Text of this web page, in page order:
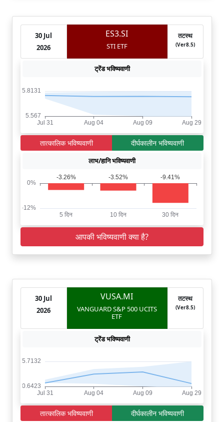
30 Jul
2026
ES3.SI
STI ETF
तटस्थ
(Ver8.5)
ट्रेंड भविष्यवाणी
तात्कालिक भविष्यवाणी दीर्घकालीन भविष्यवाणी
लाभ/हानि भविष्यवाणी
आपकी भविष्यवाणी क्या है?
30 Jul
2026
VUSA.MI
VANGUARD S&P 500 UCITS
ETF
तटस्थ
(Ver8.5)
ट्रेंड भविष्यवाणी
तात्कालिक भविष्यवाणी दीर्घकालीन भविष्यवाणी